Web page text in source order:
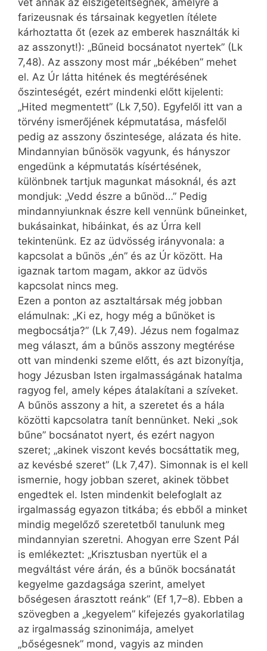
vet annak az elszigeteltségnek, amelyre a
farizeusnak és társainak kegyetlen ítélete
kárhoztatta őt (ezek az emberek használták ki
az asszonyt!): „Bűneid bocsánatot nyertek” (Lk
7,48). Az asszony most már „békében” mehet
el. Az Úr látta hitének és megtérésének
őszinteségét, ezért mindenki előtt kijelenti:
„Hited megmentett” (Lk 7,50). Egyfelől itt van a
törvény ismerőjének képmutatása, másfelől
pedig az asszony őszintesége, alázata és hite.
Mindannyian bűnösök vagyunk, és hányszor
engedünk a képmutatás kísértésének,
különbnek tartjuk magunkat másoknál, és azt
mondjuk: „Vedd észre a bűnöd…” Pedig
mindannyiunknak észre kell vennünk bűneinket,
bukásainkat, hibáinkat, és az Úrra kell
tekintenünk. Ez az üdvösség irányvonala: a
kapcsolat a bűnös „én” és az Úr között. Ha
igaznak tartom magam, akkor az üdvös
kapcsolat nincs meg.
Ezen a ponton az asztaltársak még jobban
elámulnak: „Ki ez, hogy még a bűnöket is
megbocsátja?” (Lk 7,49). Jézus nem fogalmaz
meg választ, ám a bűnös asszony megtérése
ott van mindenki szeme előtt, és azt bizonyítja,
hogy Jézusban Isten irgalmasságának hatalma
ragyog fel, amely képes átalakítani a szíveket.
A bűnös asszony a hit, a szeretet és a hála
közötti kapcsolatra tanít bennünket. Neki „sok
bűne” bocsánatot nyert, és ezért nagyon
szeret; „akinek viszont kevés bocsáttatik meg,
az kevésbé szeret” (Lk 7,47). Simonnak is el kell
ismernie, hogy jobban szeret, akinek többet
engedtek el. Isten mindenkit belefoglalt az
irgalmasság egyazon titkába; és ebből a minket
mindig megelőző szeretetből tanulunk meg
mindannyian szeretni. Ahogyan erre Szent Pál
is emlékeztet: „Krisztusban nyertük el a
megváltást vére árán, és a bűnök bocsánatát
kegyelme gazdagsága szerint, amelyet
bőségesen árasztott reánk” (Ef 1,7–8). Ebben a
szövegben a „kegyelem” kifejezés gyakorlatilag
az irgalmasság szinonimája, amelyet
„bőségesnek” mond, vagyis az minden